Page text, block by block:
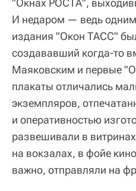
И недаром — ведь
издания "Окон ТАСС"
создававший когда-то
Маяковским и первые
плакаты отличались
экземпляров,
и оперативностью
развешивали в
на вокзалах, в фойе
важно, отправляли на